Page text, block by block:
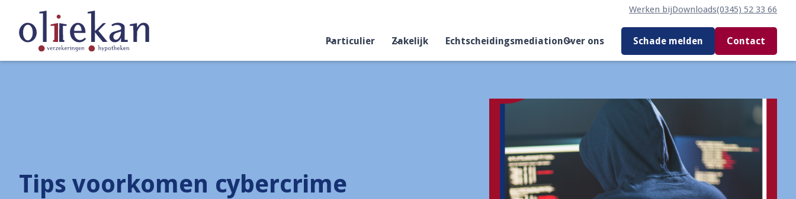
Werken bijDownloads(0345) 52 33 66
Particulier Zakelijk EchtscheidingsmediationOver ons Schade melden Contact
Tips voorkomen cybercrime